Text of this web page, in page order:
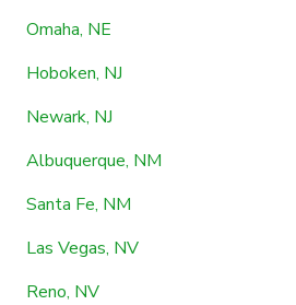
Omaha, NE
Hoboken, NJ
Newark, NJ
Albuquerque, NM
Santa Fe, NM
Las Vegas, NV
Reno, NV